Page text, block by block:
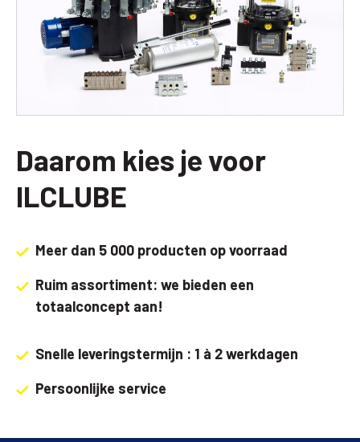
Daarom kies je voor
ILCLUBE
Meer dan 5 000 producten op voorraad
Ruim assortiment: we bieden een
totaalconcept aan!
Snelle leveringstermijn : 1 à 2 werkdagen
Persoonlijke service